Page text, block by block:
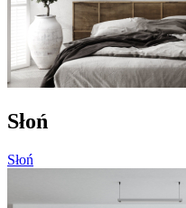
Słoń
Słoń